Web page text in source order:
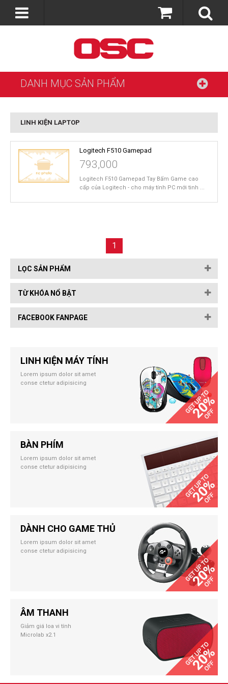
DANH MỤC SẢN PHẨM
LINH KIỆN LAPTOP
Logitech F510 Gamepad
793,000
Logitech F510 Gamepad Tay Bấm Game cao
cấp của Logitech - cho máy tính PC mới tinh ...
1
LỌC SẢN PHẨM
TỪ KHÓA NỔ BẬT
FACEBOOK FANPAGE
LINH KIỆN MÁY TÍNH
Lorem ipsum dolor sit amet
conse ctetur adipisicing
BÀN PHÍM
Lorem ipsum dolor sit amet
conse ctetur adipisicing
DÀNH CHO GAME THỦ
Lorem ipsum dolor sit amet
conse ctetur adipisicing
ÂM THANH
Giảm giá loa vi tính
Microlab x2.1